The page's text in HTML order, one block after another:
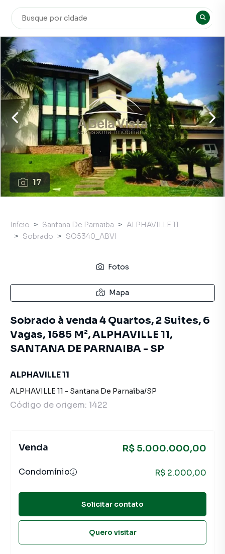
17
Início Santana De Parnaiba
ALPHAVILLE 11
Sobrado
SO5340_ABVI
Fotos
Mapa
Sobrado à venda 4 Quartos, 2 Suites, 6
Vagas, 1585 M², ALPHAVILLE 11,
SANTANA DE PARNAIBA - SP
ALPHAVILLE 11
ALPHAVILLE 11 - Santana De Parnaiba/SP
Código de origem: 1422
Venda R$ 5.000.000,00
Condomínio R$ 2.000,00
Solicitar contato
Quero visitar